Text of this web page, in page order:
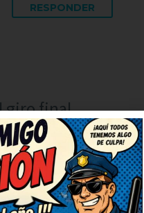
RESPONDER
giro final,
puedo dejar
Así da
con mucha
por favor!